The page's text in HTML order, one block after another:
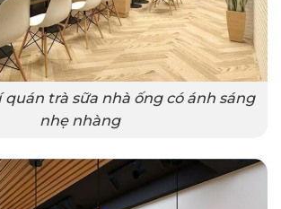
trà sữa nhà ống có ánh sáng
nhẹ nhàng